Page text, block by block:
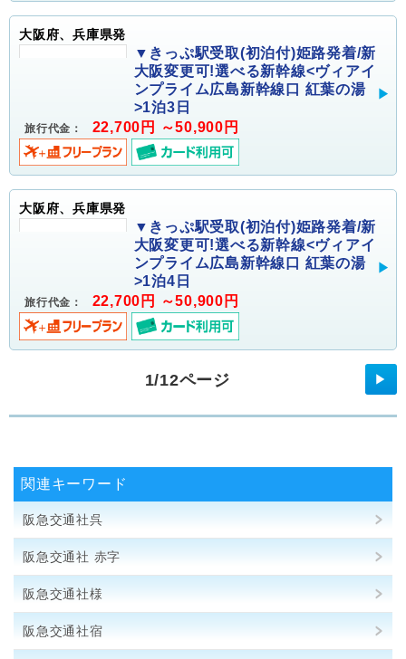
大阪府、兵庫県発
▼きっぷ駅受取(初泊付)姫路発着/新
大阪変更可!選べる新幹線<ヴィアイ
ンプライム広島新幹線口 紅葉の湯
>1泊3日
旅行代金： 22,700円 ～50,900円
大阪府、兵庫県発
▼きっぷ駅受取(初泊付)姫路発着/新
大阪変更可!選べる新幹線<ヴィアイ
ンプライム広島新幹線口 紅葉の湯
>1泊4日
旅行代金： 22,700円 ～50,900円
1/12ページ ▶
関連キーワード
阪急交通社呉
阪急交通社 赤字
阪急交通社様
阪急交通社宿